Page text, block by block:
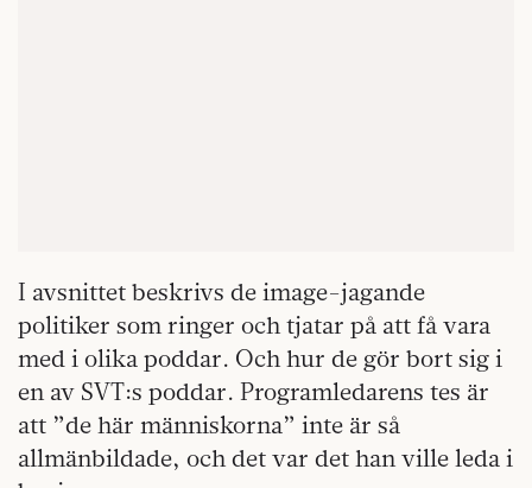
I avsnittet beskrivs de image-jagande
politiker som ringer och tjatar på att få vara
med i olika poddar. Och hur de gör bort sig i
en av SVT:s poddar. Programledarens tes är
att ”de här människorna” inte är så
allmänbildade, och det var det han ville leda i